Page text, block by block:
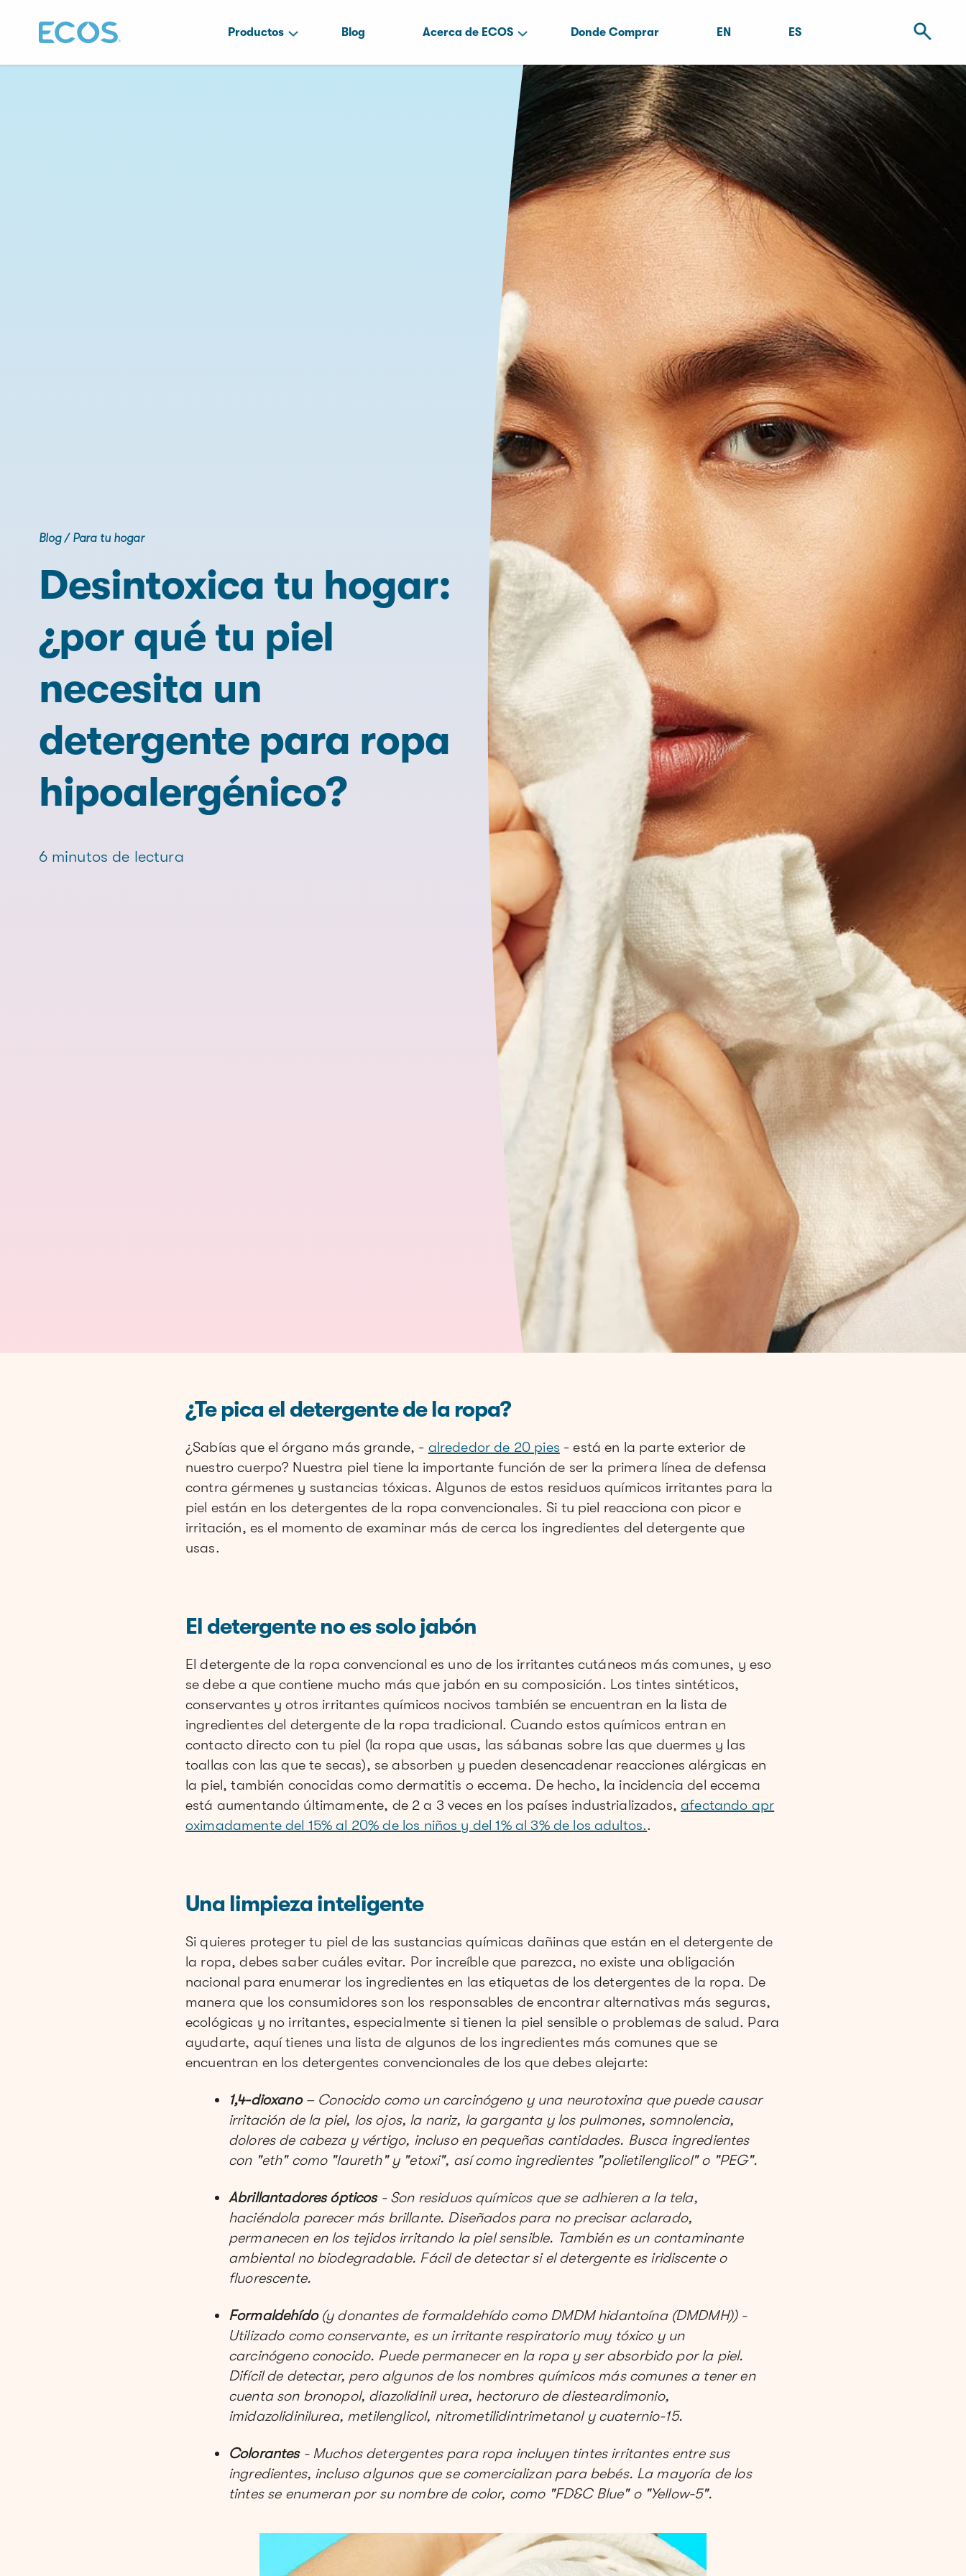
Productos Blog Acerca de ECOS Donde Comprar EN ES
Blog/ Para tu hogar
Desintoxica tu hogar:
¿por qué tu piel
necesita un
detergente para ropa
hipoalergénico?
6 minutos de lectura
¿Te pica el detergente de la ropa?
¿Sabías que el órgano más grande, - alrededor de 20 pies - está en la parte exterior de
nuestro cuerpo? Nuestra piel tiene la importante función de ser la primera línea de defensa
contra gérmenes y sustancias tóxicas. Algunos de estos residuos químicos irritantes para la
piel están en los detergentes de la ropa convencionales. Si tu piel reacciona con picor e
irritación, es el momento de examinar más de cerca los ingredientes del detergente que
usas.
El detergente no es solo jabón
El detergente de la ropa convencional es uno de los irritantes cutáneos más comunes, y eso
se debe a que contiene mucho más que jabón en su composición. Los tintes sintéticos,
conservantes y otros irritantes químicos nocivos también se encuentran en la lista de
ingredientes del detergente de la ropa tradicional. Cuando estos químicos entran en
contacto directo con tu piel (la ropa que usas, las sábanas sobre las que duermes y las
toallas con las que te secas), se absorben y pueden desencadenar reacciones alérgicas en
la piel, también conocidas como dermatitis o eccema. De hecho, la incidencia del eccema
está aumentando últimamente, de 2 a 3 veces en los países industrializados,afectando apr
oximadamente del 15% al 20% de los niños y del 1% al 3% de los adultos..
Una limpieza inteligente
Si quieres proteger tu piel de las sustancias químicas dañinas que están en el detergente de
la ropa, debes saber cuáles evitar. Por increíble que parezca, no existe una obligación
nacional para enumerar los ingredientes en las etiquetas de los detergentes de la ropa. De
manera que los consumidores son los responsables de encontrar alternativas más seguras,
ecológicas y no irritantes, especialmente si tienen la piel sensible o problemas de salud. Para
ayudarte, aquí tienes una lista de algunos de los ingredientes más comunes que se
encuentran en los detergentes convencionales de los que debes alejarte:
1,4-dioxano– Conocido como un carcinógeno y una neurotoxina que puede causar
irritación de la piel, los ojos, la nariz, la garganta y los pulmones, somnolencia,
dolores de cabeza y vértigo, incluso en pequeñas cantidades. Busca ingredientes
con "eth" como "laureth" y "etoxi", así como ingredientes "polietilenglicol" o "PEG".
Abrillantadores ópticos- Son residuos químicos que se adhieren a la tela,
haciéndola parecer más brillante. Diseñados para no precisar aclarado,
permanecen en los tejidos irritando la piel sensible. También es un contaminante
ambiental no biodegradable. Fácil de detectar si el detergente es iridiscente o
fluorescente.
Formaldehído(y donantes de formaldehído como DMDM ​​hidantoína (DMDMH)) -
Utilizado como conservante, es un irritante respiratorio muy tóxico y un
carcinógeno conocido. Puede permanecer en la ropa y ser absorbido por la piel.
Difícil de detectar, pero algunos de los nombres químicos más comunes a tener en
cuenta son bronopol, diazolidinil urea, hectoruro de diesteardimonio,
imidazolidinilurea, metilenglicol, nitrometilidintrimetanol y cuaternio-15.
Colorantes- Muchos detergentes para ropa incluyen tintes irritantes entre sus
ingredientes, incluso algunos que se comercializan para bebés. La mayoría de los
tintes se enumeran por su nombre de color, como "FD&C Blue" o "Yellow-5".